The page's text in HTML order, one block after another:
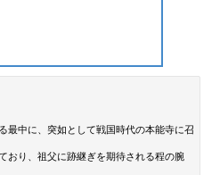
最中に、突如として戦国時代の本能寺に召
おり、祖父に跡継ぎを期待される程の腕